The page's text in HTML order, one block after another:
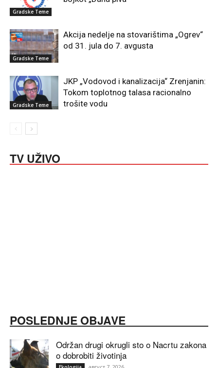
Gradske Teme
Gradske Teme
Akcija nedelje na stovarištima „Ogrev“
od 31. jula do 7. avgusta
Gradske Teme
JKP „Vodovod i kanalizacija“ Zrenjanin:
Tokom toplotnog talasa racionalno
trošite vodu
TV UŽIVO
POSLEDNJE OBJAVE
Održan drugi okrugli sto o Nacrtu zakona
o dobrobiti životinja